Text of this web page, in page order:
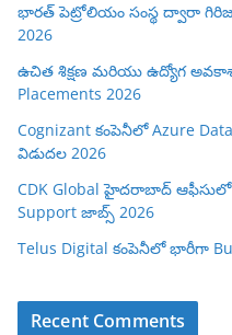
భారత్ పెట్రోలియం సంస్థ ద్వారా
2026
ఉచిత శిక్షణ మరియు ఉద్యోగ
Placements 2026
Cognizant కంపెనీలో Azure
విడుదల 2026
CDK Global హైదరాబాద్ ఆఫీసులో
Support జాబ్స్ 2026
Telus Digital కంపెనీలో భారీగా
Recent Comments